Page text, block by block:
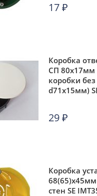
17₽
Коробка
СП 80х17мм
коробки
d71х15мм)
29₽
Коробка
стен SE